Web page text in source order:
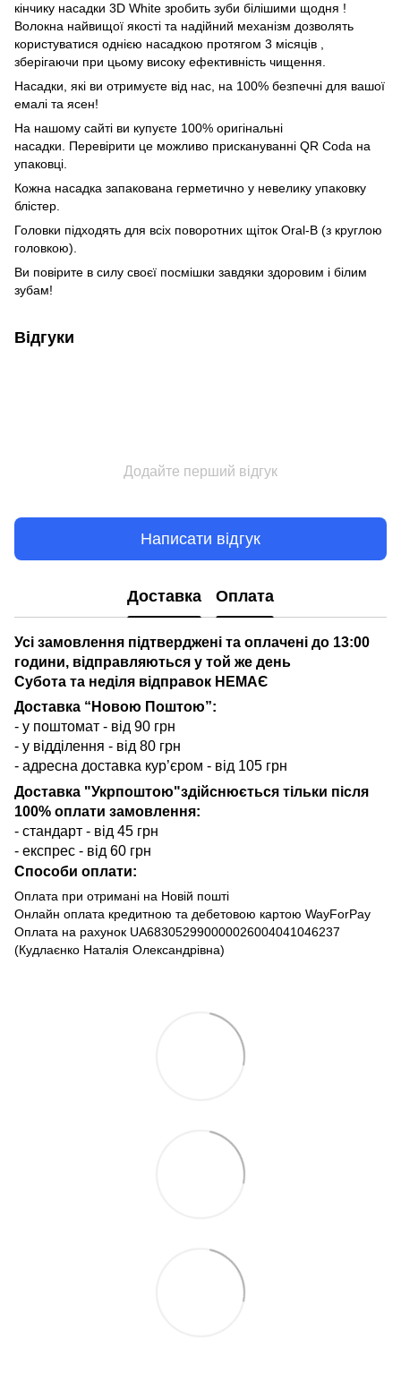
кінчику насадки 3D White зробить зуби білішими щодня !
Волокна найвищої якості та надійний механізм дозволять
користуватися однією насадкою протягом 3 місяців ,
зберігаючи при цьому високу ефективність чищення.
Насадки, які ви отримуєте від нас, на 100% безпечні для вашої
емалі та ясен!
На нашому сайті ви купуєте 100% оригінальні
насадки. Перевірити це можливо прискануванні QR Codа на
упаковці.
Кожна насадка запакована герметично у невелику упаковку
блістер.
Головки підходять для всіх поворотних щіток Oral-B (з круглою
головкою).
Ви повірите в силу своєї посмішки завдяки здоровим і білим
зубам!
Відгуки
Додайте перший відгук
Написати відгук
Доставка Оплата
Усі замовлення підтверджені та оплачені до 13:00
години, відправляються у той же день
Субота та неділя відправок НЕМАЄ
Доставка “Новою Поштою”:
- у поштомат - від 90 грн
- у відділення - від 80 грн
- адресна доставка кур’єром - від 105 грн
Доставка "Укрпоштою"здійснюється тільки після
100% оплати замовлення:
- стандарт - від 45 грн
- експрес - від 60 грн
Способи оплати:
Оплата при отримані на Новій пошті
Онлайн оплата кредитною та дебетовою картою WayForPay
Оплата на рахунок UA683052990000026004041046237
(Кудлаєнко Наталія Олександрівна)